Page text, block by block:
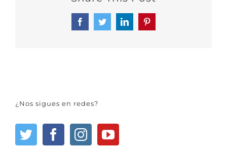
FacebookTwitterLinkedInPinterest
¿Nos sigues en redes?